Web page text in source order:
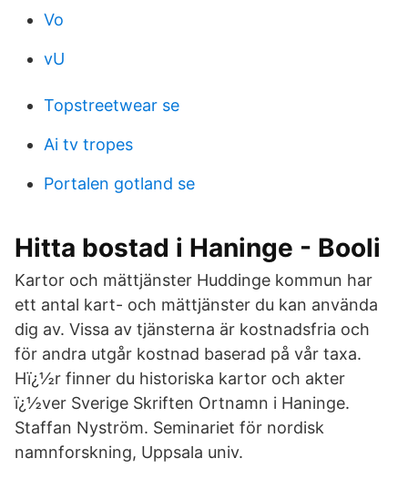
Vo
vU
Topstreetwear se
Ai tv tropes
Portalen gotland se
Hitta bostad i Haninge - Booli
Kartor och mättjänster Huddinge kommun har
ett antal kart- och mättjänster du kan använda
dig av. Vissa av tjänsterna är kostnadsfria och
för andra utgår kostnad baserad på vår taxa.
Hï¿½r finner du historiska kartor och akter
ï¿½ver Sverige Skriften Ortnamn i Haninge.
Staffan Nyström. Seminariet för nordisk
namnforskning, Uppsala univ.